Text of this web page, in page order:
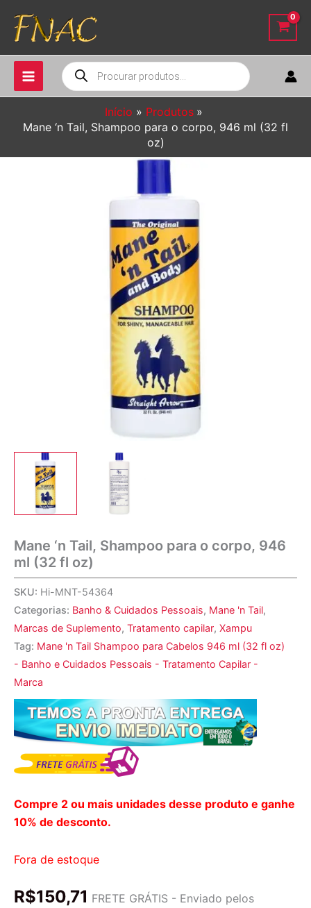
para
conteúdo
Pesquisar
produtos
Início
Produtos
Mane ‘n Tail, Shampoo para o corpo, 946 ml (32 fl
oz)
Mane ‘n Tail, Shampoo para o corpo, 946
ml (32 fl oz)
SKU: Hi-MNT-54364
Categorias: Banho & Cuidados Pessoais, Mane 'n Tail,
Marcas de Suplemento, Tratamento capilar, Xampu
Tag: Mane 'n Tail Shampoo para Cabelos 946 ml (32 fl oz)
- Banho e Cuidados Pessoais - Tratamento Capilar -
Marca
Compre 2 ou mais unidades desse produto e ganhe
10% de desconto.
Fora de estoque
R$150,71 FRETE GRÁTIS - Enviado pelos